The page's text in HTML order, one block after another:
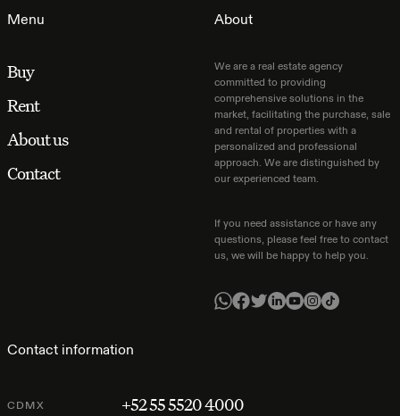
Menu
Buy
Rent
About us
Contact
Contact information
CDMX +52 55 5520 4000
About
We are a real estate agency
committed to providing
comprehensive solutions in the
market, facilitating the purchase, sale
and rental of properties with a
personalized and professional
approach. We are distinguished by
our experienced team.
If you need assistance or have any
questions, please feel free to contact
us, we will be happy to help you.